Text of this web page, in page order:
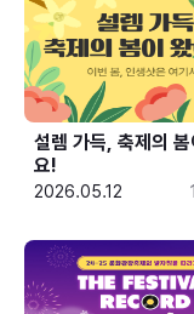
설렘 가득, 축제의 봄
요!
2026.05.12